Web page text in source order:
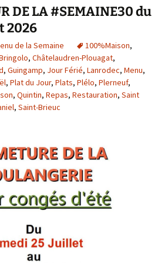
DE LA #SEMAINE30 du
2026
de la Semaine 100%Maison,
, Châtelaudren-Plouagat,
, Guingamp, Jour Férié, Lanrodec, Menu,
, Plat du Jour, Plats, Plélo, Plerneuf,
, Quintin, Repas, Restauration, Saint
, Saint-Brieuc